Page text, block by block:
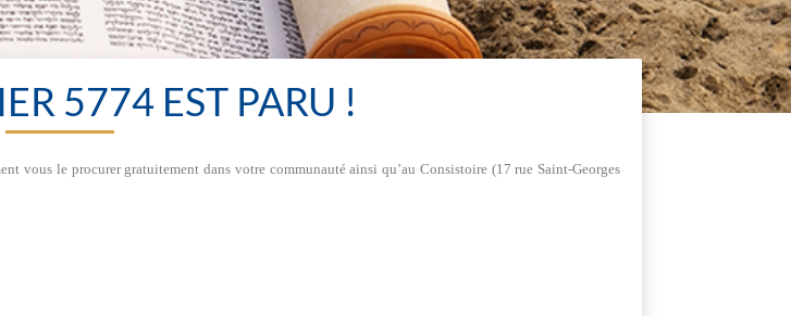
5774 EST PARU !
vous le procurer gratuitement dans votre communauté ainsi qu’au Consistoire (17 rue Saint-Georges